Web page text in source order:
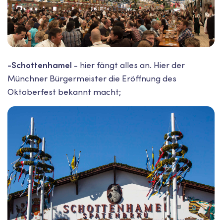
-Schottenhamel - hier fängt alles an. Hier der
Münchner Bürgermeister die Eröffnung des
Oktoberfest bekannt macht;